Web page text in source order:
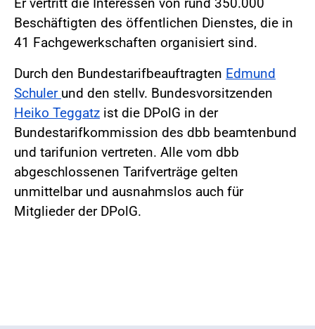
Beschäftigten des öffentlichen Dienstes, die in
41 Fachgewerkschaften organisiert sind.
Durch den Bundestarifbeauftragten Edmund
Schuler und den stellv. Bundesvorsitzenden
Heiko Teggatz ist die DPolG in der
Bundestarifkommission des dbb beamtenbund
und tarifunion vertreten. Alle vom dbb
abgeschlossenen Tarifverträge gelten
unmittelbar und ausnahmslos auch für
Mitglieder der DPolG.